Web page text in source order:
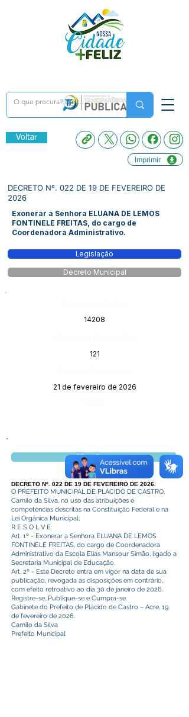
Voltar
Imprimir
DECRETO Nº. 022 DE 19 DE FEVEREIRO DE
2026
Exonerar a Senhora ELUANA DE LEMOS
FONTINELE FREITAS, do cargo de
Coordenadora Administrativo.
Legislação
Decreto Municipal
14208
121
21 de fevereiro de 2026
Visualizar
DECRETO Nº. 022 DE 19 DE FEVEREIRO DE 2026.
O PREFEITO MUNICIPAL DE PLÁCIDO DE CASTRO,
Camilo da Silva, no uso das atribuições e
competências descritas na Constituição Federal e na
Lei Orgânica Municipal;
R E S O L V E:
Art. 1º - Exonerar a Senhora ELUANA DE LEMOS
FONTINELE FREITAS, do cargo de Coordenadora
Administrativo da Escola Elias Mansour Simão, ligado a
Secretaria Municipal de Educação.
Art. 2º - Este Decreto entra em vigor na data de sua
publicação, revogada as disposições em contrário,
com efeito retroativo ao dia 30 de janeiro de 2026.
Registre-se, Publique-se e Cumpra-se.
Gabinete do Prefeito de Plácido de Castro – Acre, 19
de fevereiro de 2026.
Camilo da Silva
Prefeito Municipal